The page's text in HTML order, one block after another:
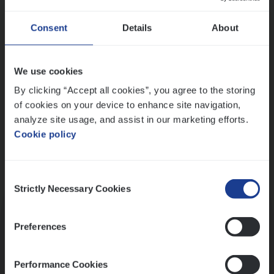
Consent Details About
We use cookies
By clicking “Accept all cookies”, you agree to the storing
of cookies on your device to enhance site navigation,
analyze site usage, and assist in our marketing efforts.
Cookie policy
Selection
Strictly Necessary Cookies
Preferences
Performance Cookies
Ons sollicitatieproces